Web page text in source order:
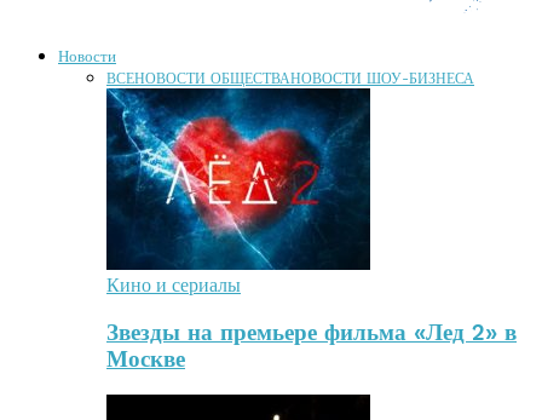
Новости
ВСЕНОВОСТИ ОБЩЕСТВАНОВОСТИ ШОУ-БИЗНЕСА
Кино и сериалы
Звезды на премьере фильма «Лед 2» в
Москве